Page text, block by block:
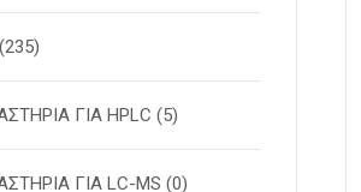
(235)
ΓΙΑ HPLC (5)
ΓΙΑ LC-MS (0)